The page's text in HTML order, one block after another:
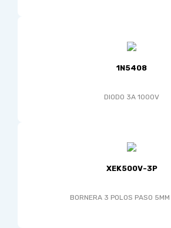
1N5408
DIODO 3A 1000V
XEK500V-3P
BORNERA 3 POLOS PASO